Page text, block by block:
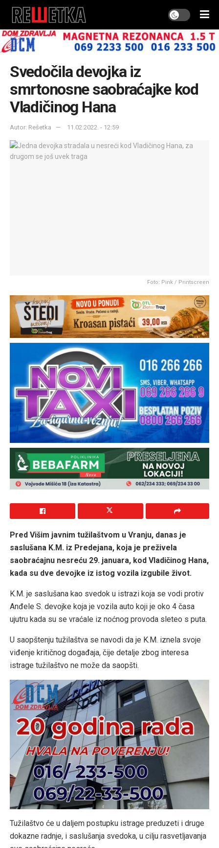
Svedočila devojka iz
smrtonosne saobraćajke kod
Vladičinog Hana
Autor: Rešetka 11.02.2022. - 12:59
Foto: Pink / Printscreen
Pred Višim javnim tužilaštvom u Vranju, danas je
saslušana K.M. iz Predejana, koja je preživela
saobraćajnu nesreću 29. januara, kod Vladičinog Hana,
kada su dve devojke iz istog vozila izgubile život.
K.M. je saslušana kao svedok u istrazi koja se vodi protiv
Anđele S. devojke koja je vozila auto koji je oko 4 časa
ujutru kada su se vraćale iz noćnog provoda sleteo s puta.
U saopštenju tužilaštva se navodi da je K.M. iznela svoje
viđenje kritičnog događaja, čije detalje zbog interesa
istrage tužilaštvo ne može da saopšti.
Tužilaštvo će u daljem postupku istrage preduzeti i druge
dokazne radnje, i saslušanja svedoka, u cilju rasvetljavanja